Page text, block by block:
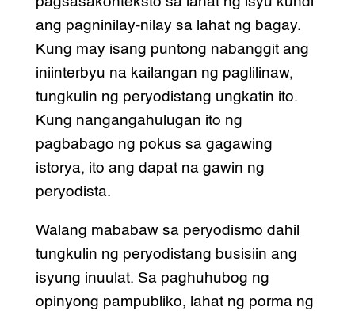
ang pagninilay-nilay sa lahat ng bagay.
Kung may isang puntong nabanggit ang
iniinterbyu na kailangan ng paglilinaw,
tungkulin ng peryodistang ungkatin ito.
Kung nangangahulugan ito ng
pagbabago ng pokus sa gagawing
istorya, ito ang dapat na gawin ng
peryodista.
Walang mababaw sa peryodismo dahil
tungkulin ng peryodistang busisiin ang
isyung inuulat. Sa paghuhubog ng
opinyong pampubliko, lahat ng porma ng